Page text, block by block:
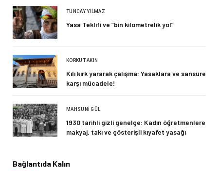
TUNCAY YILMAZ
Yasa Teklifi ve “bin kilometrelik yol”
KORKUT AKIN
Kılı kırk yararak çalışma: Yasaklara ve sansüre
karşı mücadele!
MAHSUNI GÜL
1930 tarihli gizli genelge: Kadın öğretmenlere
makyaj, takı ve gösterişli kıyafet yasağı
Bağlantıda Kalın